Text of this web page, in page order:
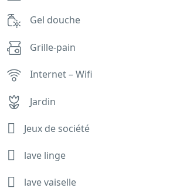
Gel douche
Grille-pain
Internet – Wifi
Jardin
Jeux de société
lave linge
lave vaiselle